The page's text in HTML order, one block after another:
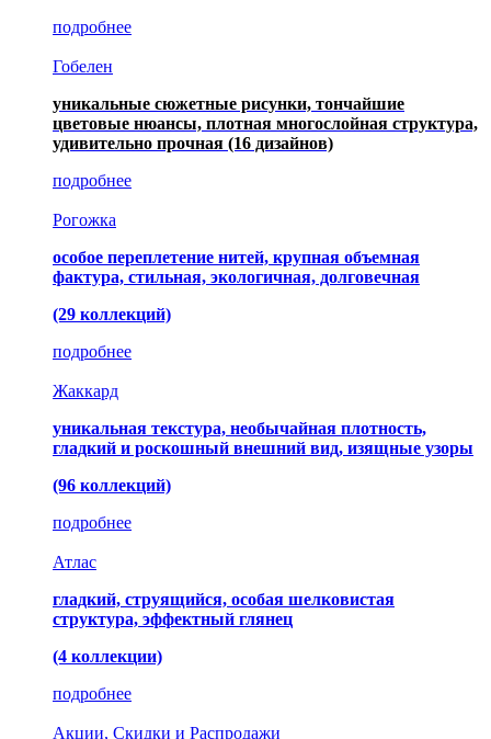
подробнее
Гобелен
уникальные сюжетные рисунки, тончайшие
цветовые нюансы, плотная многослойная структура,
удивительно прочная (16 дизайнов)
подробнее
Рогожка
особое переплетение нитей, крупная объемная
фактура, стильная, экологичная, долговечная
(29 коллекций)
подробнее
Жаккард
уникальная текстура, необычайная плотность,
гладкий и роскошный внешний вид, изящные узоры
(96 коллекций)
подробнее
Атлас
гладкий, струящийся, особая шелковистая
структура, эффектный глянец
(4 коллекции)
подробнее
Акции, Скидки и Распродажи